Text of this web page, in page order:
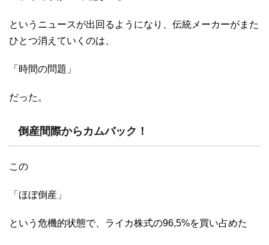
というニュースが出回るようになり、伝統メーカーがまた
ひとつ消えていくのは、
「時間の問題」
だった。
倒産間際からカムバック！
この
「ほぼ倒産」
という危機的状態で、ライカ株式の96,5%を買い占めた